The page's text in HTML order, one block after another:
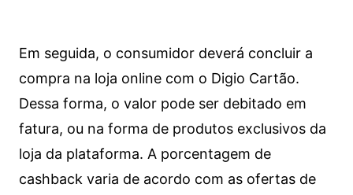
Em seguida, o consumidor deverá concluir a
compra na loja online com o Digio Cartão.
Dessa forma, o valor pode ser debitado em
fatura, ou na forma de produtos exclusivos da
loja da plataforma. A porcentagem de
cashback varia de acordo com as ofertas de